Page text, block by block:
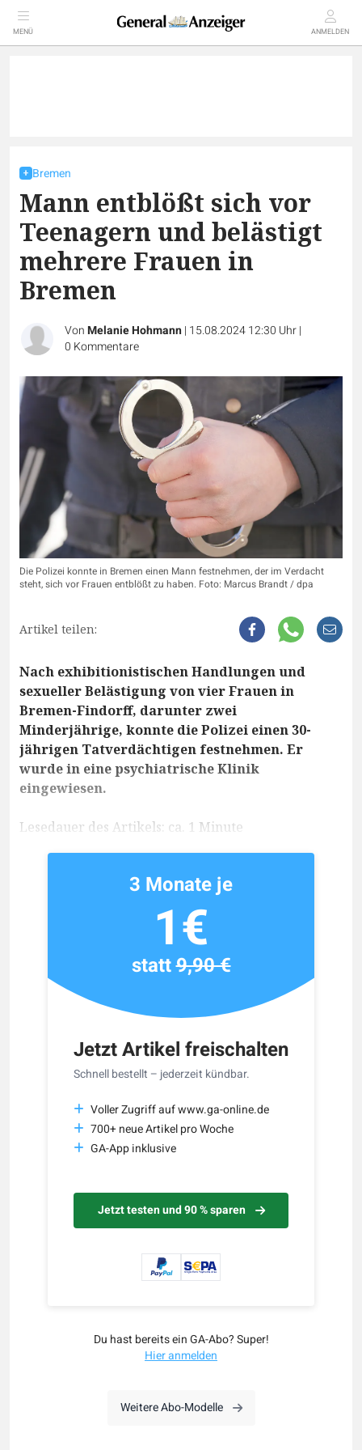
MENÜ ANMELDEN
Bremen
Mann entblößt sich vor
Teenagern und belästigt
mehrere Frauen in
Bremen
VonMelanie Hohmann| 15.08.2024 12:30 Uhr|
0 Kommentare
Die Polizei konnte in Bremen einen Mann festnehmen, der im Verdacht
steht, sich vor Frauen entblößt zu haben. Foto: Marcus Brandt / dpa
Artikel teilen:
Nach exhibitionistischen Handlungen und
sexueller Belästigung von vier Frauen in
Bremen-Findorff, darunter zwei
Minderjährige, konnte die Polizei einen 30-
jährigen Tatverdächtigen festnehmen. Er
wurde in eine psychiatrische Klinik
eingewiesen.
Lesedauer des Artikels: ca. 1 Minute
Jetzt Artikel freischalten
Schnell bestellt – jederzeit kündbar.
Voller Zugriff auf www.ga-online.de
700+ neue Artikel pro Woche
GA-App inklusive
Jetzt testen und 90 % sparen
3 Monate je
1€
statt9,90 €
Du hast bereits ein GA-Abo? Super!
Hier anmelden
Weitere Abo-Modelle